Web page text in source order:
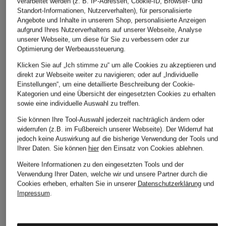
lilienfels
Rock
CHF 95
Marc O'Polo
Faltenrock
CHF 169
MSCH
Rock MSCHLENNA
CHF 100
Weitere Kategorien
Abendkleider
Bademäntel für Herren
Kleider
Lederjacken für Herren
Standort-Informationen, Nutzerverhalten), für personalisierte
Angebote und Inhalte in unserem Shop, personalisierte Anzeigen
aufgrund Ihres Nutzerverhaltens auf unserer Webseite, Analyse
unserer Webseite, um diese für Sie zu verbessern oder zur
Optimierung der Werbeaussteuerung.
Klicken Sie auf „Ich stimme zu“ um alle Cookies zu akzeptieren und
direkt zur Webseite weiter zu navigieren; oder auf „Individuelle
Einstellungen“, um eine detaillierte Beschreibung der Cookie-
Kategorien und eine Übersicht der eingesetzten Cookies zu erhalten
sowie eine individuelle Auswahl zu treffen.
Sie können Ihre Tool-Auswahl jederzeit nachträglich ändern oder
widerrufen (z.B. im Fußbereich unserer Webseite). Der Widerruf hat
jedoch keine Auswirkung auf die bisherige Verwendung der Tools und
Ihrer Daten. Sie können hierden Einsatz von Cookies ablehnen.
Weitere Informationen zu den eingesetzten Tools und der
Verwendung Ihrer Daten, welche wir und unsere Partner durch die
Cookies erheben, erhalten Sie in unserer Datenschutzerklärungund
Impressum.